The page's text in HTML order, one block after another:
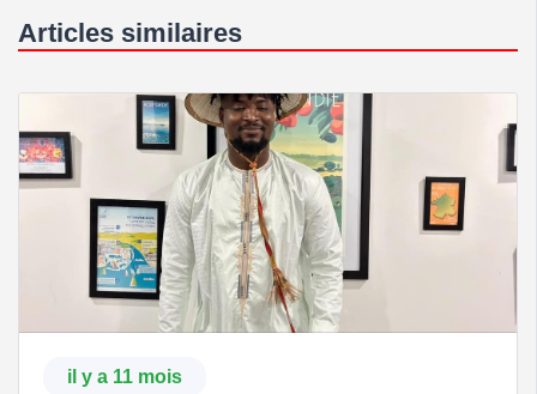
Articles similaires
il y a 11 mois